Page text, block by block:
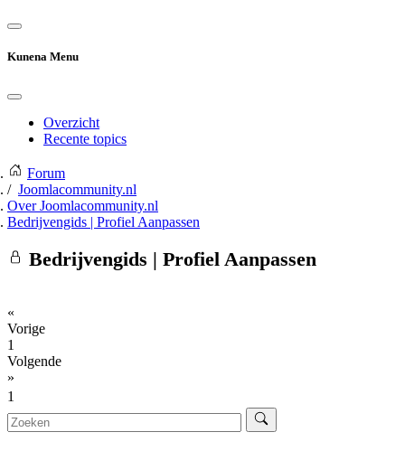
Kunena Menu
Overzicht
Recente topics
Forum
Joomlacommunity.nl
Over Joomlacommunity.nl
Bedrijvengids | Profiel Aanpassen
Bedrijvengids | Profiel Aanpassen
«
Vorige
1
Volgende
»
1